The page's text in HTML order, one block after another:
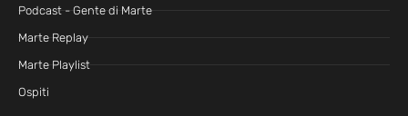
Podcast - Gente di Marte
Marte Replay
Marte Playlist
Ospiti